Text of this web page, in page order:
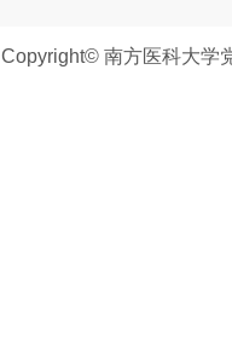
Copyright© 南方医科大学